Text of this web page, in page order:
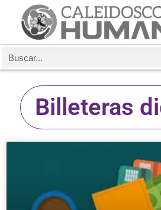
Billeteras